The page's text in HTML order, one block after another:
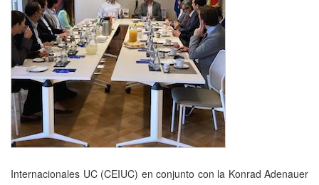
Internacionales UC (CEIUC) en conjunto con la Konrad Adenauer